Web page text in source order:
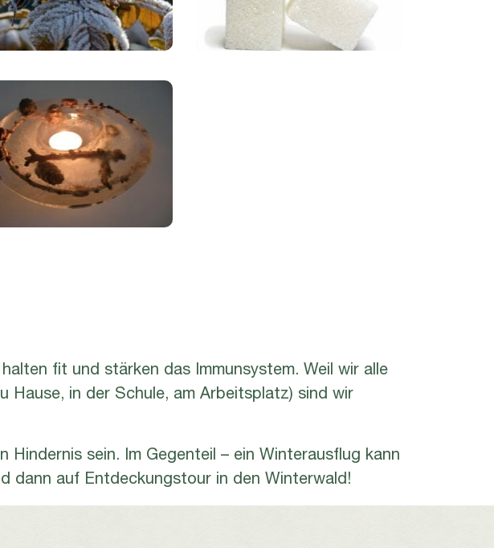
fit und stärken das Immunsystem. Weil wir alle
Hause, in der Schule, am Arbeitsplatz) sind wir
sein. Im Gegenteil – ein Winterausflug kann
dann auf Entdeckungstour in den Winterwald!